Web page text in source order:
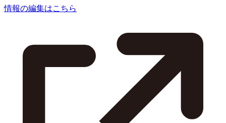
情報の編集はこちら